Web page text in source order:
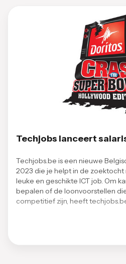
Techjobs lanceert
Techjobs.be is een nieuwe
2023 die je helpt in de zoektocht
leuke en geschikte ICT job. Om
bepalen of de loonvoorstellen
competitief zijn, heeft